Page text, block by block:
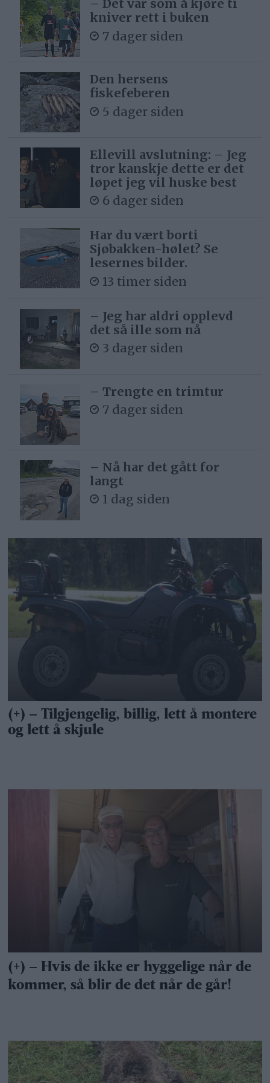
– Det var som å kjøre ti
kniver rett i buken
7 dager siden
Den hersens
fiskefeberen
5 dager siden
Ellevill avslutning: – Jeg
tror kanskje dette er det
løpet jeg vil huske best
6 dager siden
Har du vært borti
Sjøbakken-hølet? Se
lesernes bilder.
13 timer siden
– Jeg har aldri opplevd
det så ille som nå
3 dager siden
– Trengte en trimtur
7 dager siden
– Nå har det gått for
langt
1 dag siden